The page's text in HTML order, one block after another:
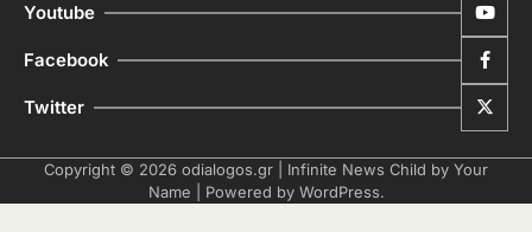
Youtube
Facebook
Twitter
Copyright © 2026 odialogos.gr | Infinite News Child by Your
Name | Powered by WordPress.